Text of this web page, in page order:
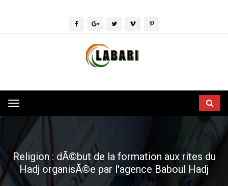
Toggle
navigation
Religion : dÃ©but de la formation aux rites du
Hadj organisÃ©e par l'agence Baboul Hadj